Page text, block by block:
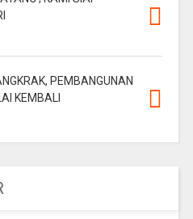
PEMBANGUNAN
KEMBALI